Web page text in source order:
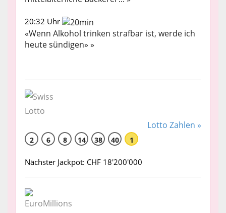
20:32 Uhr
«Wenn Alkohol trinken strafbar ist, werde ich
heute sündigen» »
Lotto Zahlen »
2 6 8 14 38 40 1
Nächster Jackpot: CHF 18'200'000